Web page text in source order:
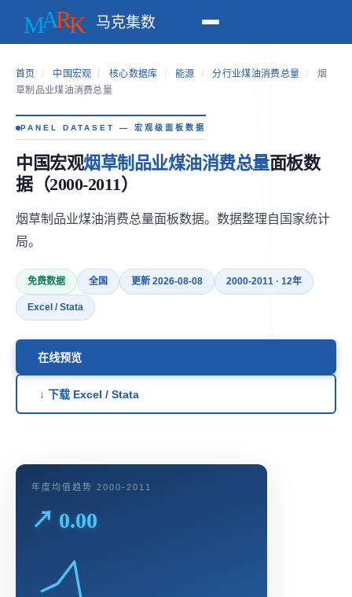
马克集数
首页 / 中国宏观 / 核心数据库 / 能源 / 分行业煤油消费总量 /
烟
草制品业煤油消费总量
PANEL DATASET — 宏观级面板数据
中国宏观烟草制品业煤油消费总量面板数
据（2000-2011）
烟草制品业煤油消费总量面板数据。数据整理自国家统计
局。
免费数据 全国 更新 2026-08-08 2000-2011 · 12年
Excel / Stata
在线预览
↓ 下载 Excel / Stata
年度均值趋势 2000-2011
↗ 0.00